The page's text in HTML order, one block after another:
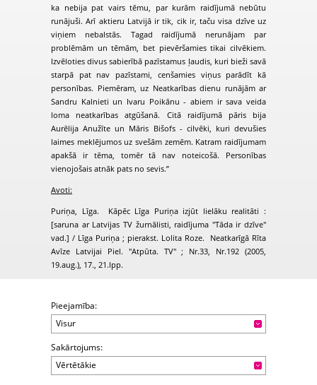
ka nebija pat vairs tēmu, par kurām raidījumā nebūtu
runājuši. Arī aktieru Latvijā ir tik, cik ir, taču visa dzīve uz
viņiem nebalstās. Tagad raidījumā nerunājam par
problēmām un tēmām, bet pievēršamies tikai cilvēkiem.
Izvēloties divus sabierībā pazīstamus ļaudis, kuri bieži savā
starpā pat nav pazīstami, cenšamies viņus parādīt kā
personības. Piemēram, uz Neatkarības dienu runājām ar
Sandru Kalnieti un Ivaru Poikānu - abiem ir sava veida
loma neatkarības atgūšanā. Citā raidījumā pāris bija
Aurēlija Anužīte un Māris Bišofs - cilvēki, kuri devušies
laimes meklējumos uz svešām zemēm. Katram raidījumam
apakšā ir tēma, tomēr tā nav noteicošā. Personības
vienojošais atnāk pats no sevis.”
Avoti:
Puriņa, Līga. Kāpēc Līga Puriņa izjūt lielāku realitāti :
[saruna ar Latvijas TV žurnālisti, raidījuma "Tāda ir dzīve"
vad.] / Līga Puriņa ; pierakst. Lolita Roze. Neatkarīgā Rīta
Avīze Latvijai Piel. "Atpūta. TV" ; Nr.33, Nr.192 (2005,
19.aug.), 17., 21.lpp.
Pieejamība:
Visur
Sakārtojums:
Vērtētākie